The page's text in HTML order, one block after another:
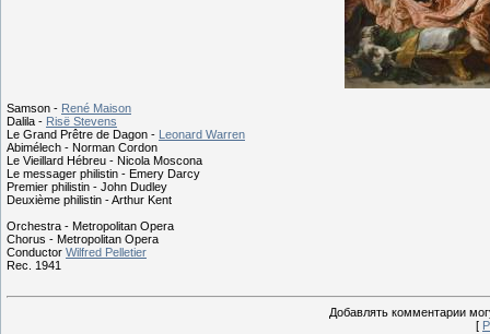
Samson - René Maison
Dalila - Risë Stevens
Le Grand Prêtre de Dagon -
Leonard Warren
Abimélech - Norman Cordon
Le Vieillard Hébreu - Nicola Moscona
Le messager philistin - Emery Darcy
Premier philistin - John Dudley
Deuxième philistin - Arthur Kent
Orchestra - Metropolitan Opera
Chorus - Metropolitan Opera
Conductor Wilfred Pelletier
Rec. 1941
Добавлять комментарии
[